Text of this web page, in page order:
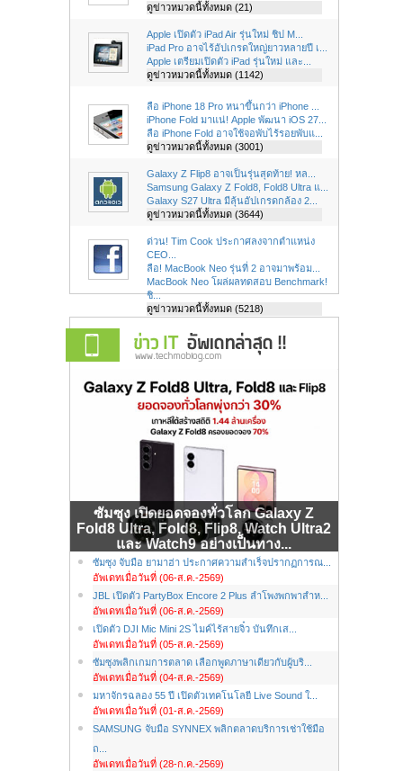
ดูข่าวหมวดนี้ทั้งหมด (21)
Apple เปิดตัว iPad Air รุ่นใหม่ ชิป M...
iPad Pro อาจไร้อัปเกรดใหญ่ยาวหลายปี เ...
Apple เตรียมเปิดตัว iPad รุ่นใหม่ และ...
ดูข่าวหมวดนี้ทั้งหมด (1142)
ลือ iPhone 18 Pro หนาขึ้นกว่า iPhone ...
iPhone Fold มาแน่! Apple พัฒนา iOS 27...
ลือ iPhone Fold อาจใช้จอพับไร้รอยพับแ...
ดูข่าวหมวดนี้ทั้งหมด (3001)
Galaxy Z Flip8 อาจเป็นรุ่นสุดท้าย! หล...
Samsung Galaxy Z Fold8, Fold8 Ultra แ...
Galaxy S27 Ultra มีลุ้นอัปเกรดกล้อง 2...
ดูข่าวหมวดนี้ทั้งหมด (3644)
ด่วน! Tim Cook ประกาศลงจากตำแหน่ง
CEO...
ลือ! MacBook Neo รุ่นที่ 2 อาจมาพร้อม...
MacBook Neo โผล่ผลทดสอบ Benchmark!
ชิ...
ดูข่าวหมวดนี้ทั้งหมด (5218)
ซัมซุง เปิดยอดจองทั่วโลก Galaxy Z
Fold8 Ultra, Fold8, Flip8, Watch Ultra2
และ Watch9 อย่างเป็นทาง...
ซัมซุง จับมือ ยามาฮ่า ประกาศความสำเร็จปรากฏการณ...
อัพเดทเมื่อวันที่ (06-ส.ค.-2569)
JBL เปิดตัว PartyBox Encore 2 Plus ลำโพงพกพาสำห...
อัพเดทเมื่อวันที่ (06-ส.ค.-2569)
เปิดตัว DJI Mic Mini 2S ไมค์ไร้สายจิ๋ว บันทึกเส...
อัพเดทเมื่อวันที่ (05-ส.ค.-2569)
ซัมซุงพลิกเกมการตลาด เลือกพูดภาษาเดียวกับผู้บริ...
อัพเดทเมื่อวันที่ (04-ส.ค.-2569)
มหาจักรฉลอง 55 ปี เปิดตัวเทคโนโลยี Live Sound ใ...
อัพเดทเมื่อวันที่ (01-ส.ค.-2569)
SAMSUNG จับมือ SYNNEX พลิกตลาดบริการเช่าใช้มือ
ถ...
อัพเดทเมื่อวันที่ (28-ก.ค.-2569)